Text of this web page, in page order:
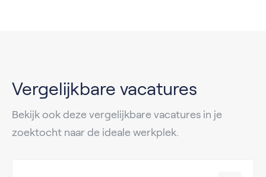
Vergelijkbare vacatures
Bekijk ook deze vergelijkbare vacatures in je
zoektocht naar de ideale werkplek.